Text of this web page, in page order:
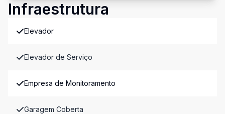
Infraestrutura
Elevador
Elevador de Serviço
Empresa de Monitoramento
Garagem Coberta